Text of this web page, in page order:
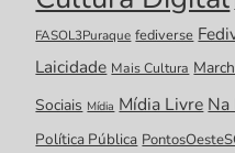
FASOL3Puraque fediverse
Laicidade Mais Cultura
Sociais Mídia Mídia LivreNa
Política Pública